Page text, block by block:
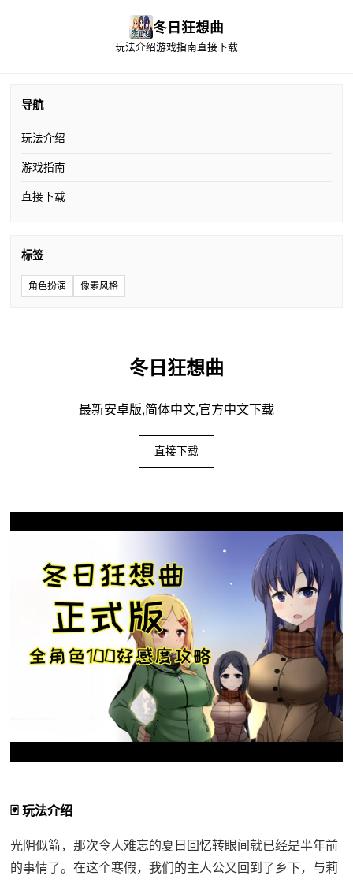
冬日狂想曲
玩法介绍游戏指南直接下载
导航
玩法介绍
游戏指南
直接下载
标签
角色扮演 像素风格
冬日狂想曲
最新安卓版,简体中文,官方中文下载
直接下载
🃏 玩法介绍
光阴似箭，那次令人难忘的夏日回忆转眼间就已经是半年前
的事情了。在这个寒假，我们的主人公又回到了乡下，与莉